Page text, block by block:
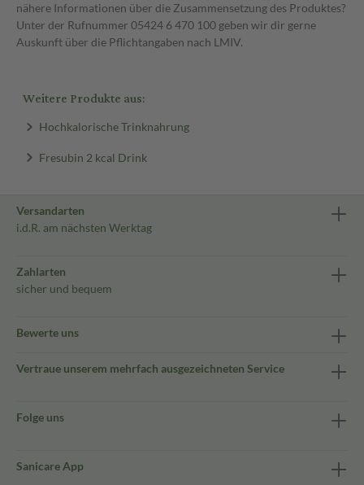
nähere Informationen über die Zusammensetzung des Produktes?
Unter der Rufnummer 05424 6 470 100 geben wir dir gerne
Auskunft über die Pflichtangaben nach LMIV.
Weitere Produkte aus:
Hochkalorische Trinknahrung
Fresubin 2 kcal Drink
Versandarten
i.d.R. am nächsten Werktag
Zahlarten
sicher und bequem
Bewerte uns
Vertraue unserem mehrfach ausgezeichneten Service
Folge uns
Sanicare App